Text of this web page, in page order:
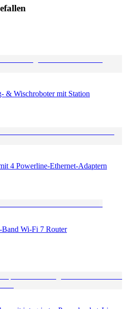
& Wischroboter mit Station
4 Powerline-Ethernet-Adaptern
Wi-Fi 7 Router